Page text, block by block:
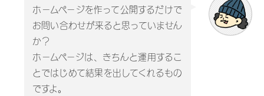
ホームページを作って公開するだけで
お問い合わせが来ると思っていません
か？
ホームページは、きちんと運用するこ
とではじめて結果を出してくれるもの
ですよ。